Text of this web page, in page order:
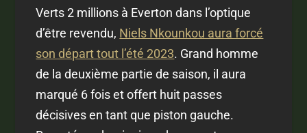
Verts 2 millions à Everton dans l’optique
d’être revendu, Niels Nkounkou aura forcé
son départ tout l’été 2023. Grand homme
de la deuxième partie de saison, il aura
marqué 6 fois et offert huit passes
décisives en tant que piston gauche.